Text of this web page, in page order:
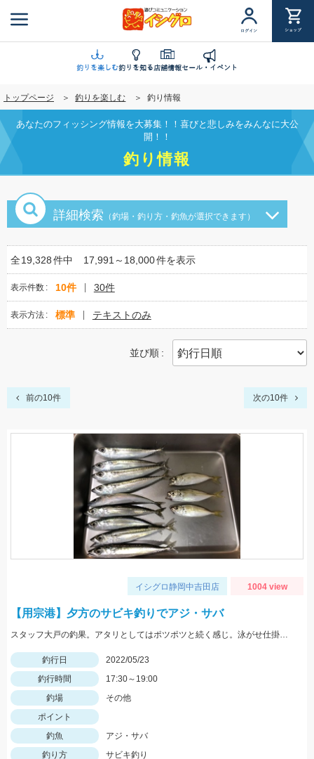
ン
に
移
動
ログイン ショップ
釣りを楽しむ釣りを知る店舗情報セール・イベント
トップページ 釣りを楽しむ 釣り情報
あなたのフィッシング情報を大募集！！喜びと悲しみをみんなに大公
開！！
釣り情報
詳細検索 （釣場・釣り方・釣魚が選択できます）
全19,328件中 17,991～18,000件を表示
表示件数 10件 30件
表示方法 標準 テキストのみ
並び順
前の10件 次の10件
イシグロ静岡中吉田店 1004 view
【用宗港】夕方のサビキ釣りでアジ・サバ
スタッフ大戸の釣果。アタリとしてはポツポツと続く感じ。泳がせ仕掛で青物も狙えるかも。
釣行日
2022/05/23
釣行時間
17:30～19:00
釣場
その他
ポイント
釣魚
アジ・サバ
釣り方
サビキ釣り